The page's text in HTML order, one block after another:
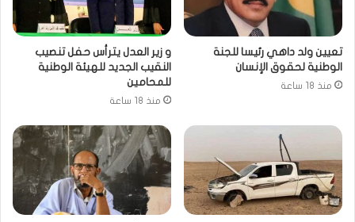
تعيين ولد داهي رئيسا للجنة
الوطنية لحقوق الإنسان
منذ 18 ساعة
و زير العدل يترأس حفل تنصيب
النقيب الجديد للهيئة الوطنية
للمحامين
منذ 18 ساعة